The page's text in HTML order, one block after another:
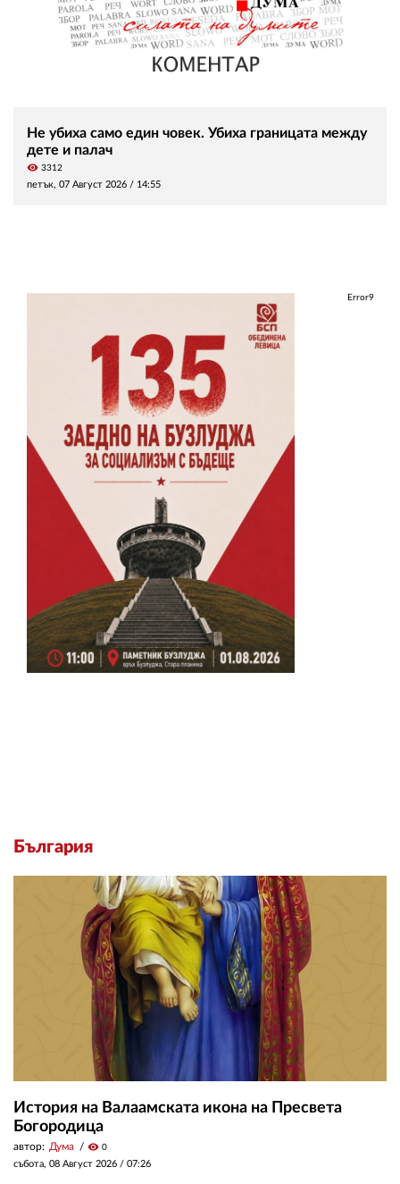
Не убиха само един човек. Убиха границата между
дете и палач
visibility 3312
петък, 07 Август 2026 / 14:55
Error9
България
История на Валаамската икона на Пресвета
Богородица
автор: Дума visibility 0
събота, 08 Август 2026 / 07:26